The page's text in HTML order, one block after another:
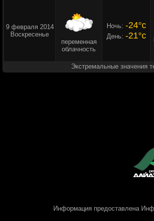
9 февраля 2014
Воскресенье
переменная
облачность
Ночь: -24°c
День: -21°c
Экстремальные значения
Информация предоставлена